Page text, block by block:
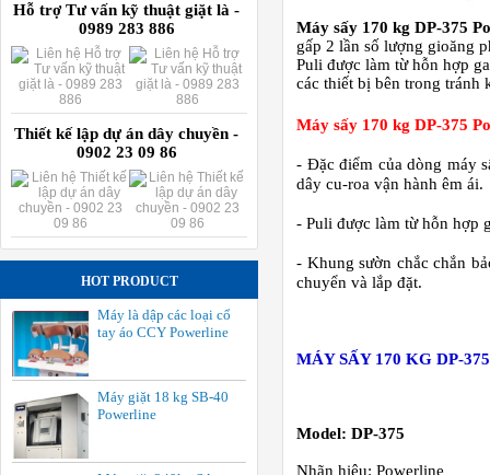
Hỗ trợ Tư vấn kỹ thuật giặt là -
0989 283 886
Thiết kế lập dự án dây chuyền -
0902 23 09 86
HOT PRODUCT
Máy là dập các loại cổ
tay áo CCY Powerline
Máy giặt 18 kg SB-40
Powerline
Máy sấy 170 kg DP-375
gấp 2 lần số lượng gioăng
Puli được làm từ hỗn hợp
các thiết bị bên trong tránh
Máy sấy 170 kg DP-375
- Đặc điểm của dòng máy
dây cu-roa vận hành êm ái.
- Puli được làm từ hỗn hợp
- Khung sườn chắc chắn
chuyển và lắp đặt.
MÁY SẤY 170 KG DP-
Model: DP-375
Nhãn hiệu: Powerline